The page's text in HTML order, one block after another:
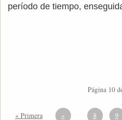
período de tiempo,
Página 10
« Primera « 8 9